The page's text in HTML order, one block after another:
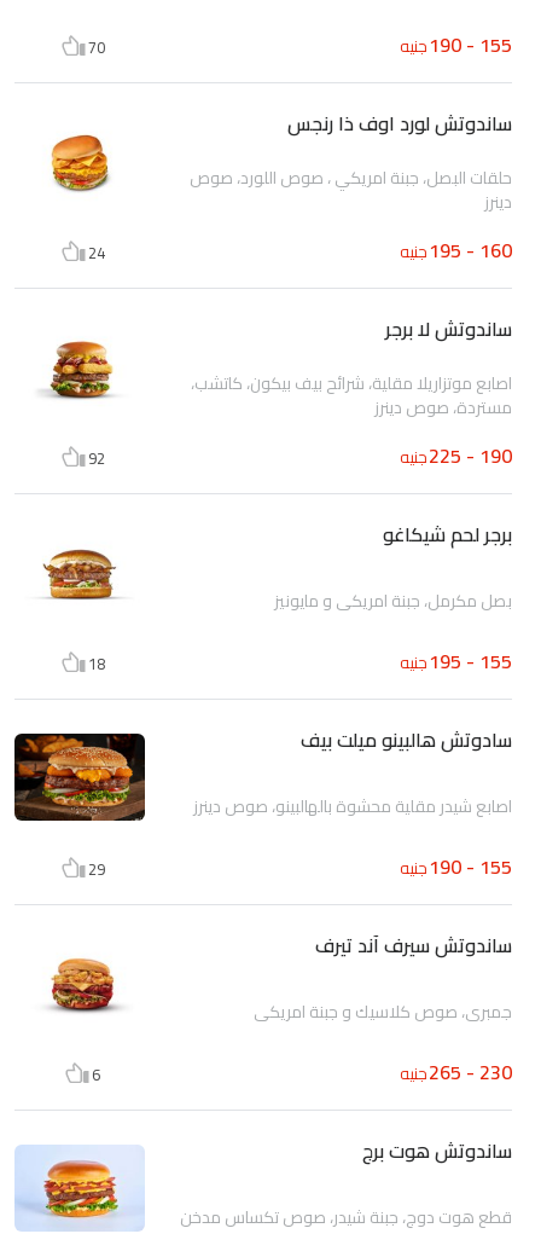
155 - 190 جنيه 70
ساندوتش لورد اوف ذا رنجس
حلقات البصل، جبنة امريكي ، صوص اللورد، صوص
دينرز
160 - 195 جنيه 24
ساندوتش لا برجر
اصابع موتزاريلا مقلية، شرائح بيف بيكون، كاتشب،
مستردة، صوص دينرز
190 - 225 جنيه 92
برجر لحم شيكاغو
بصل مكرمل، جبنة امريكي و مايونيز
155 - 195 جنيه 18
سادوتش هالبينو ميلت بيف
اصابع شيدر مقلية محشوة بالهالبينو، صوص دينرز
155 - 190 جنيه 29
ساندوتش سيرف آند تيرف
جمبري، صوص كلاسيك و جبنة امريكي
230 - 265 جنيه 6
ساندوتش هوت برج
قطع هوت دوج، جبنة شيدر، صوص تكساس مدخن